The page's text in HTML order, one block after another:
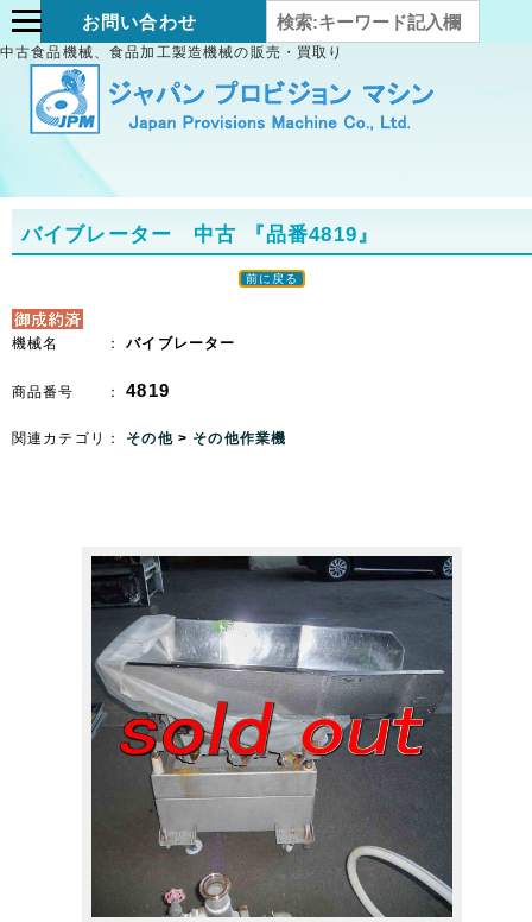
お問い合わせ
中古食品機械、食品加工製造機械の販売・買取り
バイブレーター 中古 『品番4819』
前に戻る
機械名 ：バイブレーター
商品番号 ：4819
関連カテゴリ： その他 > その他作業機